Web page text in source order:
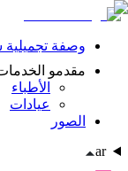
وصفة
مقدمو
الأطباء
عيادات
الصور
ar